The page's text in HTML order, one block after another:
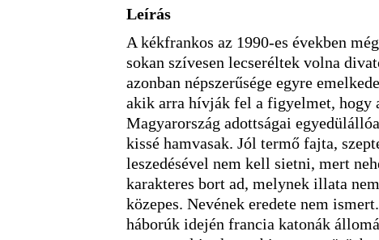
Leírás
A kékfrankos az 1990-es években
sokan szívesen lecseréltek volna
azonban népszerűsége egyre
akik arra hívják fel a figyelmet, hogy
Magyarország adottságai
kissé hamvasak. Jól termő fajta,
leszedésével nem kell sietni, mert
karakteres bort ad, melynek illata
közepes. Nevének eredete nem
háborúk idején francia katonák